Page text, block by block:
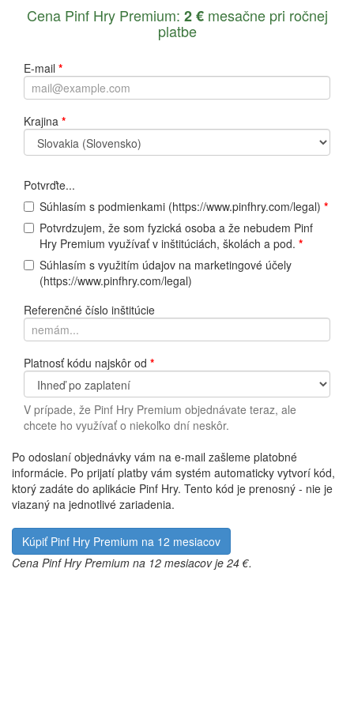
Cena Pinf Hry Premium: 2 €mesačne pri ročnej
platbe
E-mail *
Krajina *
Potvrďte...
Súhlasím s podmienkami (https://www.pinfhry.com/legal) *
Potvrdzujem, že som fyzická osoba a že nebudem Pinf
Hry Premium využívať v inštitúciách, školách a pod. *
Súhlasím s využitím údajov na marketingové účely
(https://www.pinfhry.com/legal)
Referenčné číslo inštitúcie
Platnosť kódu najskôr od *
V prípade, že Pinf Hry Premium objednávate teraz, ale
chcete ho využívať o niekoľko dní neskôr.
Po odoslaní objednávky vám na e-mail zašleme platobné
informácie. Po prijatí platby vám systém automaticky vytvorí kód,
ktorý zadáte do aplikácie Pinf Hry. Tento kód je prenosný - nie je
viazaný na jednotlivé zariadenia.
Cena Pinf Hry Premium na 12 mesiacov je 24 €.